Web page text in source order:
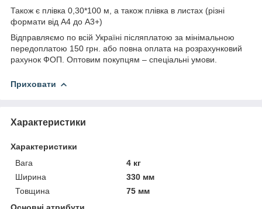
Також є плівка 0,30*100 м, а також плівка в листах (різні
формати від А4 до А3+)
Відправляємо по всій Україні післяплатою за мінімальною
передоплатою 150 грн. або повна оплата на розрахунковий
рахунок ФОП. Оптовим покупцям – спеціальні умови.
Приховати
Характеристики
Характеристики
Вага
4 кг
Ширина
330 мм
Товщина
75 мм
Основні атрибути